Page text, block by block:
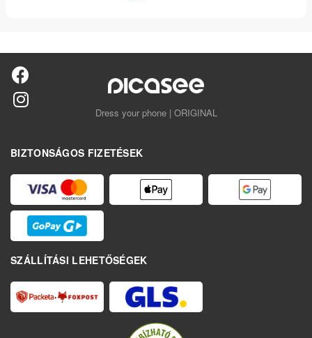
Dress your phone | ORIGINAL
BIZTONSÁGOS FIZETÉSEK
SZÁLLÍTÁSI LEHETŐSÉGEK